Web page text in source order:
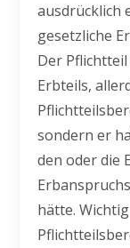
ausdrücklich
gesetzliche
Der
Erbteils,
sondern er
den oder die
hätte.